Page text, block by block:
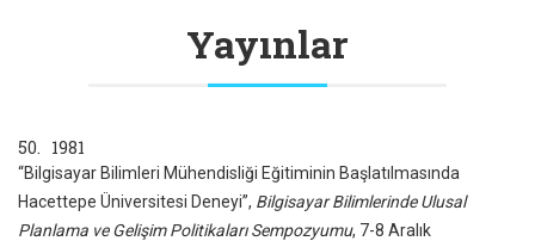
Yayınlar
50. 1981
“Bilgisayar Bilimleri Mühendisliği Eğitiminin Başlatılmasında
Hacettepe Üniversitesi Deneyi”, Bilgisayar Bilimlerinde Ulusal
Planlama ve Gelişim Politikaları Sempozyumu, 7-8 Aralık